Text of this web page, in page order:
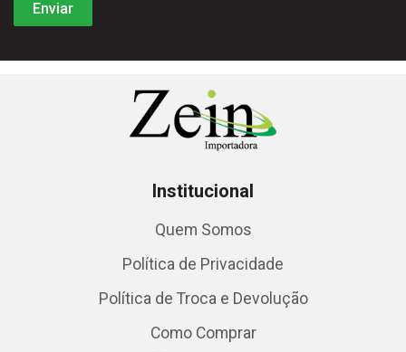
Institucional
Quem Somos
Política de Privacidade
Política de Troca e Devolução
Como Comprar